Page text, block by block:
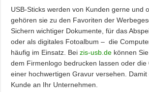
USB-Sticks werden von Kunden gerne und
gehören sie zu den Favoriten der
Sichern wichtiger Dokumente, für das
oder als digitales Fotoalbum – die
häufig im Einsatz. Beizis-usb.de können
dem Firmenlogo bedrucken lassen oder die
einer hochwertigen Gravur versehen.
Kunde an Ihr Unternehmen.